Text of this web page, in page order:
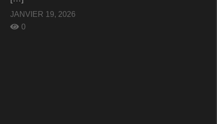
JANVIER 19, 2026
0